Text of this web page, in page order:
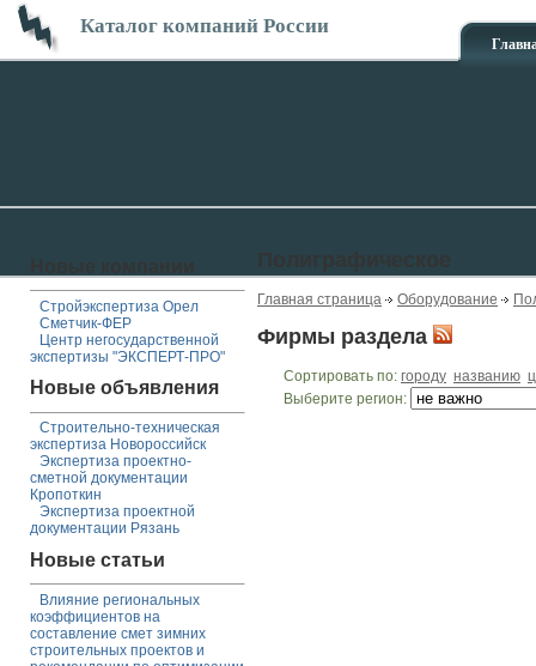
Каталог компаний России
Стройэкспертиза Орел
Сметчик-ФЕР
Центр негосударственной
экспертизы "ЭКСПЕРТ-ПРО"
Новые объявления
Строительно-техническая
экспертиза Новороссийск
Экспертиза проектно-
сметной документации
Кропоткин
Экспертиза проектной
документации Рязань
Новые статьи
Влияние региональных
коэффициентов на
составление смет зимних
строительных проектов и
Главная страница Оборудование
Фирмы раздела
Сортировать по: городу названию
Выберите регион: